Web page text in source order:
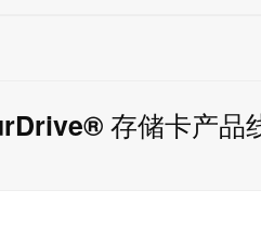
存储卡产品